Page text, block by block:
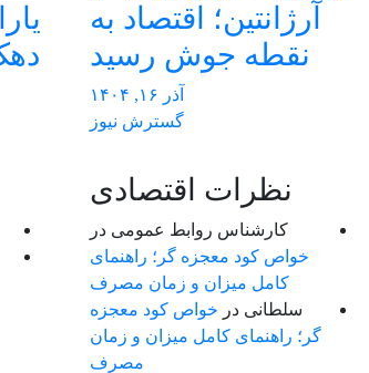
آرژانتین؛ اقتصاد به
نقطه جوش رسید
آذر ۱۶, ۱۴۰۴
گسترش نیوز
نظرات اقتصادی
کارشناس روابط عمومی در
خواص کود معجزه گر؛ راهنمای
کامل میزان و زمان مصرف
سلطانی در خواص کود معجزه
گر؛ راهنمای کامل میزان و زمان
مصرف